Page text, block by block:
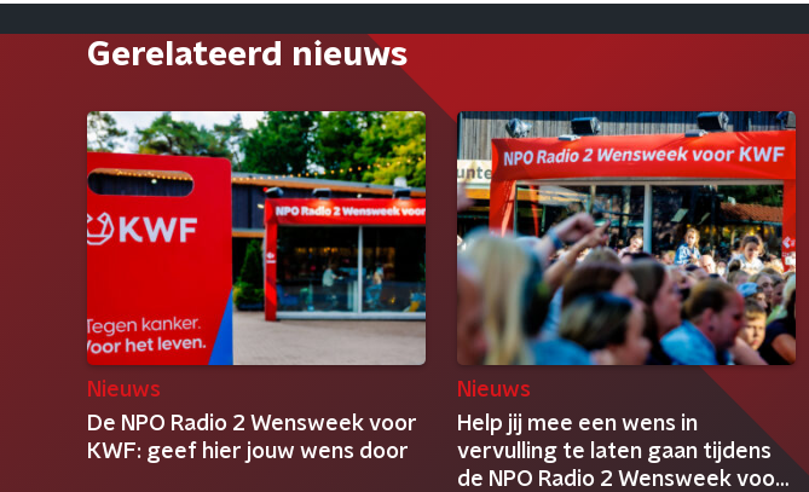
Gerelateerd nieuws
Nieuws
De NPO Radio 2 Wensweek voor
KWF: geef hier jouw wens door
Nieuws
Help jij mee een wens in
vervulling te laten gaan tijdens
de NPO Radio 2 Wensweek voor